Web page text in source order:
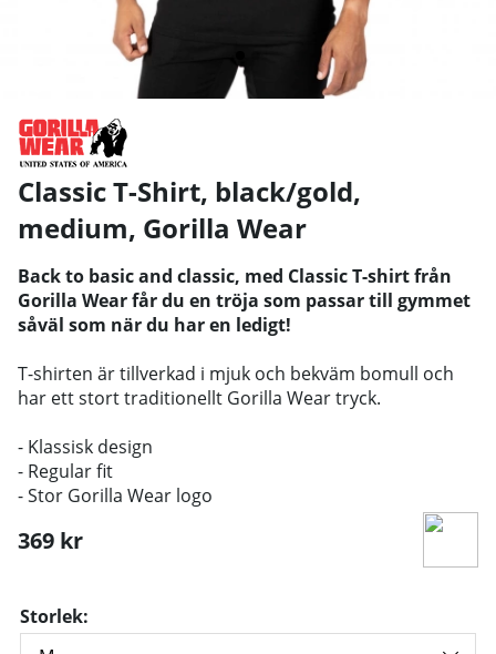
Classic T-Shirt, black/gold,
medium, Gorilla Wear
Back to basic and classic, med Classic T-shirt från
Gorilla Wear får du en tröja som passar till gymmet
såväl som när du har en ledigt!
T-shirten är tillverkad i mjuk och bekväm bomull och
har ett stort traditionellt Gorilla Wear tryck.
- Klassisk design
- Regular fit
- Stor Gorilla Wear logo
369 kr
Storlek: